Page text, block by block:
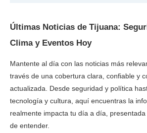
Últimas Noticias de Tijuana:
Clima y Eventos Hoy
Mantente al día con las noticias más
través de una cobertura clara, confiable y
actualizada. Desde seguridad y política
tecnología y cultura, aquí encuentras la
realmente impacta tu día a día,
de entender.